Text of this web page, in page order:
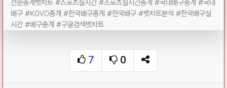
전문중계벳차트 #스포츠실시간 #스포츠실시간중계 #국내배구중계 #국내
배구 #KOVO중계 #한국배구중계 #한국배구 #벳차트분석 #한국배구실
시간 #배구중계 #구글검색벳차트
7
추천
0
비추천SNS 공유